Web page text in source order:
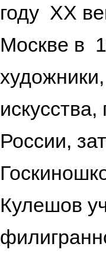
году ХХ
Москве в
России,
Кулешов